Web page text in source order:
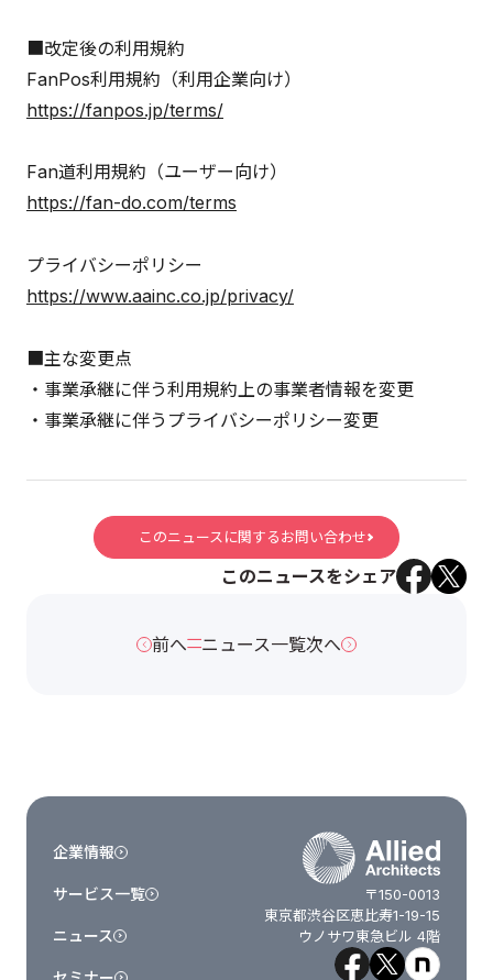
■改定後の利用規約
FanPos利用規約（利用企業向け）
https://fanpos.jp/terms/
Fan道利用規約（ユーザー向け）
https://fan-do.com/terms
プライバシーポリシー
https://www.aainc.co.jp/privacy/
■主な変更点
・事業承継に伴う利用規約上の事業者情報を変更
・事業承継に伴うプライバシーポリシー変更
このニュースに関するお問い合わせ
このニュースをシェア
前へ ニュース一覧次へ
〒150-0013
東京都渋谷区恵比寿1-19-15
ウノサワ東急ビル 4階
企業情報
サービス一覧
ニュース